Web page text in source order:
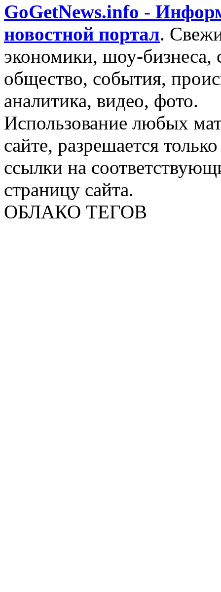
GoGetNews.info -
новостной портал.
экономики, шоу-бизнеса,
общество, события,
аналитика, видео, фото.
Использование любых
сайте, разрешается
ссылки на
страницу сайта.
ОБЛАКО ТЕГОВ